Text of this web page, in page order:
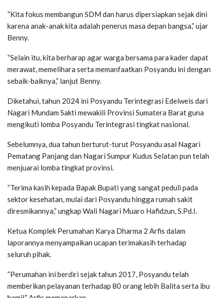
“Kita fokus membangun SDM dan harus dipersiapkan sejak dini
karena anak-anak kita adalah penerus masa depan bangsa,” ujar
Benny.
“Selain itu, kita berharap agar warga bersama para kader dapat
merawat, memelihara serta memanfaatkan Posyandu ini dengan
sebaik-baiknya,” lanjut Benny.
Diketahui, tahun 2024 ini Posyandu Terintegrasi Edelweis dari
Nagari Mundam Sakti mewakili Provinsi Sumatera Barat guna
mengikuti lomba Posyandu Terintegrasi tingkat nasional.
Sebelumnya, dua tahun berturut-turut Posyandu asal Nagari
Pematang Panjang dan Nagari Sumpur Kudus Selatan pun telah
menjuarai lomba tingkat provinsi.
“Terima kasih kepada Bapak Bupati yang sangat peduli pada
sektor kesehatan, mulai dari Posyandu hingga rumah sakit
diresmikannya,” ungkap Wali Nagari Muaro Hafidzun, S.Pd.I.
Ketua Komplek Perumahan Karya Dharma 2 Arfis dalam
laporannya menyampaikan ucapan terimakasih terhadap
seluruh pihak.
“Perumahan ini berdiri sejak tahun 2017, Posyandu telah
memberikan pelayanan terhadap 80 orang lebih Balita serta ibu